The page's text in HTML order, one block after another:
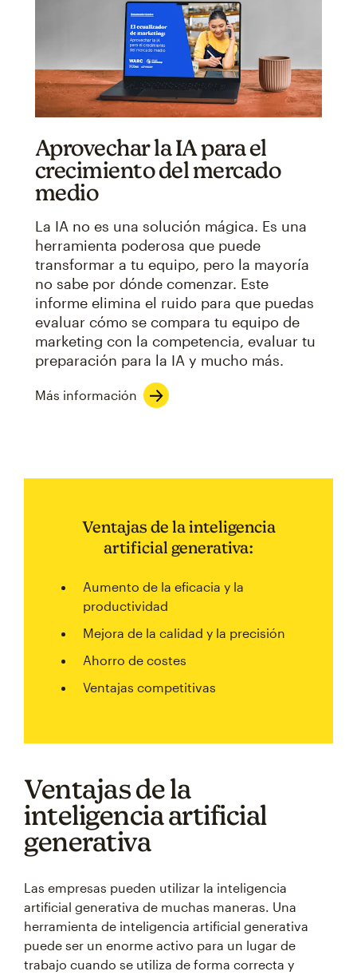
Aprovechar la IA para el
crecimiento del mercado
medio
La IA no es una solución mágica. Es una
herramienta poderosa que puede
transformar a tu equipo, pero la mayoría
no sabe por dónde comenzar. Este
informe elimina el ruido para que puedas
evaluar cómo se compara tu equipo de
marketing con la competencia, evaluar tu
preparación para la IA y mucho más.
Más información
Ventajas de la inteligencia
artificial generativa:
Aumento de la eficacia y la
productividad
Mejora de la calidad y la precisión
Ahorro de costes
Ventajas competitivas
Ventajas de la
inteligencia artificial
generativa
Las empresas pueden utilizar la inteligencia
artificial generativa de muchas maneras. Una
herramienta de inteligencia artificial generativa
puede ser un enorme activo para un lugar de
trabajo cuando se utiliza de forma correcta y